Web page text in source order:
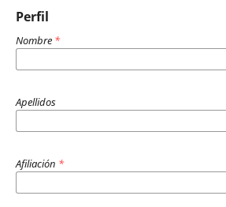
Perfil
Nombre *
Apellidos
Afiliación *